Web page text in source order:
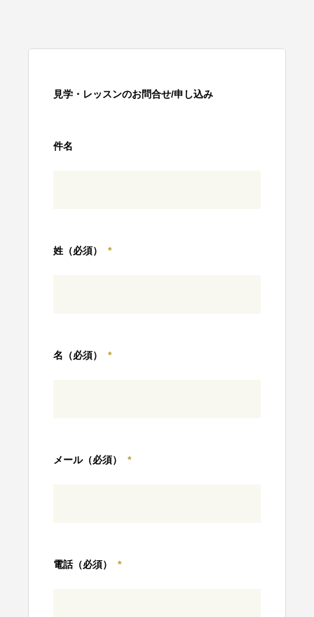
見学・レッスンのお問合せ/申し込み
件名
姓（必須） *
名（必須） *
メール（必須） *
電話（必須） *